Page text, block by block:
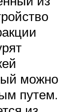
можно
путем.